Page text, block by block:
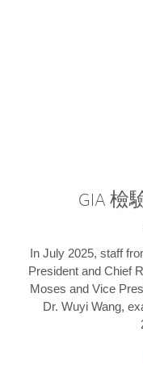
GIA 檢
In July 2025, staff
President and Chief
Moses and Vice
Dr. Wuyi Wang,